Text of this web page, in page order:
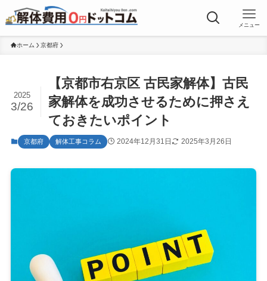
メニュー
ホーム 京都府
【京都市右京区 古民家解体】古民
家解体を成功させるために押さえ
ておきたいポイント
2025
3/26
京都府 解体工事コラム 2024年12月31日 2025年3月26日